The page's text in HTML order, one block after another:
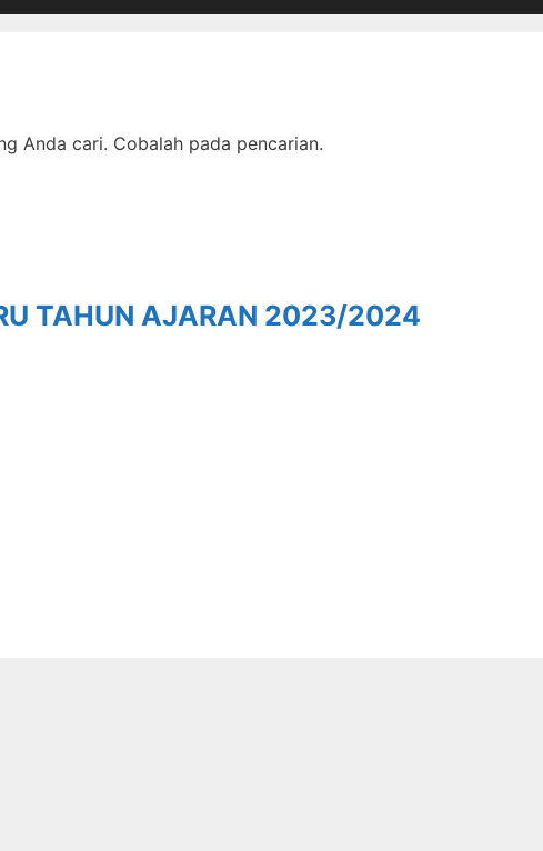
Anda cari. Cobalah pada pencarian.
TAHUN AJARAN 2023/2024